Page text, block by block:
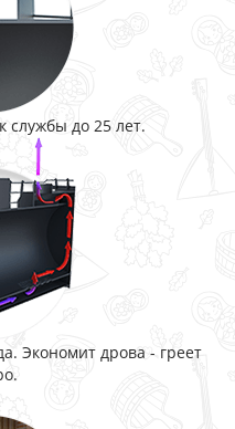
службы до 25 лет.
Экономит дрова - греет